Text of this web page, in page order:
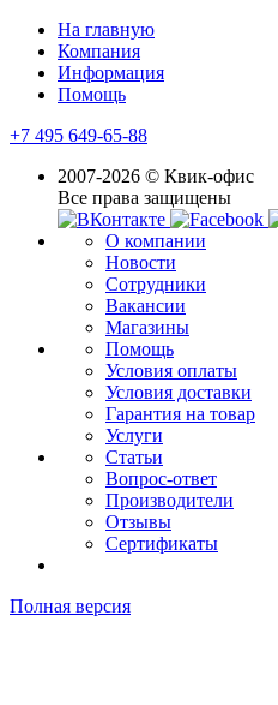
На главную
Компания
Информация
Помощь
+7 495 649-65-88
2007-2026 © Квик-офис
Все права защищены
О компании
Новости
Сотрудники
Вакансии
Магазины
Помощь
Условия оплаты
Условия доставки
Гарантия на товар
Услуги
Статьи
Вопрос-ответ
Производители
Отзывы
Сертификаты
Полная версия